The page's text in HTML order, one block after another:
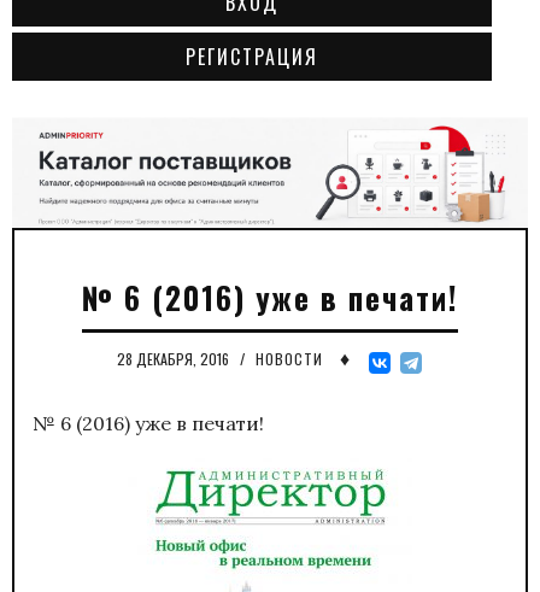
РЕГИСТРАЦИЯ
№ 6 (2016) уже в печати!
28 ДЕКАБРЯ, 2016 / НОВОСТИ ♦
№ 6 (2016) уже в печати!